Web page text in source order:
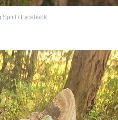
Spirit / Facebook